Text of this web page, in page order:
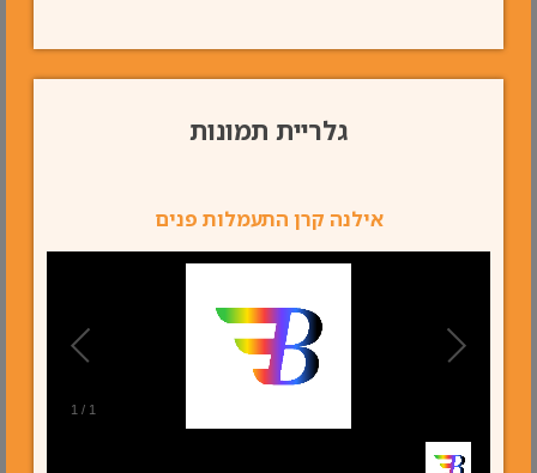
גלריית תמונות
אילנה קרן התעמלות פנים
1
/
1